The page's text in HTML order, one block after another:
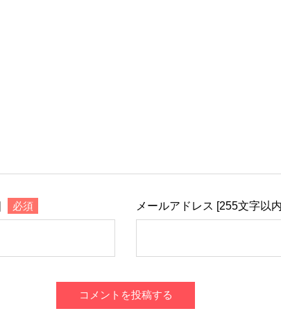
必須 メールアドレス [255文字以
コメントを投稿する